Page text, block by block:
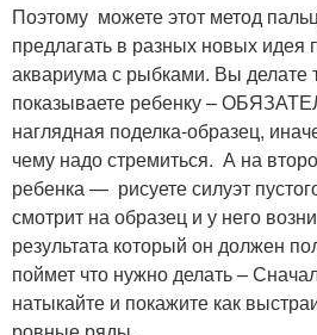
Поэтому можете этот метод
предлагать в разных новых
аквариума с рыбками. Вы делате
показываете ребенку –
наглядная поделка-образец,
чему надо стремиться. А на
ребенка — рисуете силуэт
смотрит на образец и у него
результата который он должен
поймет что нужно делать –
натыкайте и покажите как